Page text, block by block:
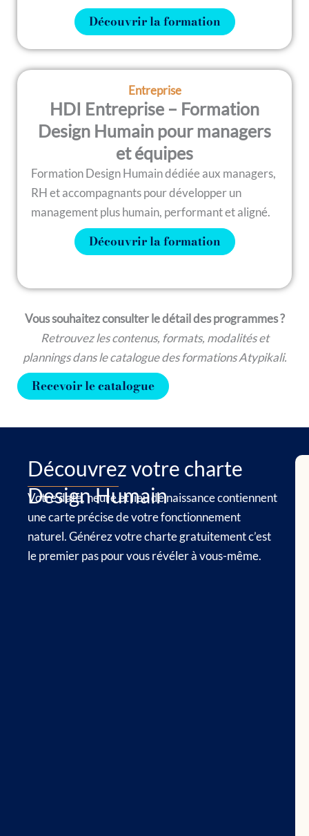
Découvrir la formation
Entreprise
HDI Entreprise – Formation
Design Humain pour managers
et équipes
Formation Design Humain dédiée aux managers,
RH et accompagnants pour développer un
management plus humain, performant et aligné.
Découvrir la formation
Vous souhaitez consulter le détail des programmes ?
Retrouvez les contenus, formats, modalités et
plannings dans le catalogue des formations Atypikali.
Recevoir le catalogue
Découvrez votre charte
Design Humain
Votre date, heure et lieu de naissance contiennent
une carte précise de votre fonctionnement
naturel. Générez votre charte gratuitement c’est
le premier pas pour vous révéler à vous-même.